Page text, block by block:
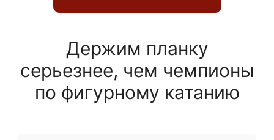
Держим планку
серьезнее, чем чемпионы
по фигурному катанию